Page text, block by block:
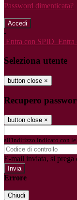
Password dimenticata?
-
Entra con SPID Entra
Seleziona utente
button close ×
Recupero
button close ×
all'indirizzo indicato con le
E-mail inviata, si prega
Errore
Chiudi